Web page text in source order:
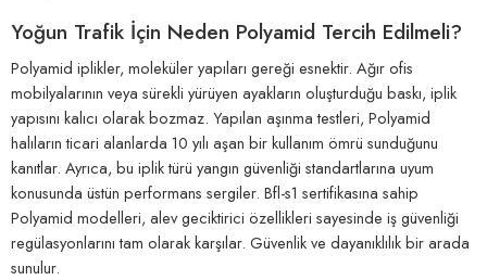
Yoğun Trafik İçin Neden Polyamid Tercih Edilmeli?
Polyamid iplikler, moleküler yapıları gereği esnektir. Ağır ofis
mobilyalarının veya sürekli yürüyen ayakların oluşturduğu baskı, iplik
yapısını kalıcı olarak bozmaz. Yapılan aşınma testleri, Polyamid
halıların ticari alanlarda 10 yılı aşan bir kullanım ömrü sunduğunu
kanıtlar. Ayrıca, bu iplik türü yangın güvenliği standartlarına uyum
konusunda üstün performans sergiler. Bfl-s1 sertifikasına sahip
Polyamid modelleri, alev geciktirici özellikleri sayesinde iş güvenliği
regülasyonlarını tam olarak karşılar. Güvenlik ve dayanıklılık bir arada
sunulur.